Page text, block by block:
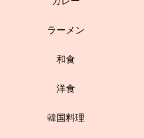
ラーメン
和食
洋食
韓国料理